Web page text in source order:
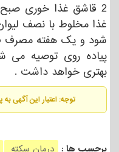
2 قاشق غذا خوری
شود و یک هفته مصرف
پیاده روی توصیه می
بهتری خواهد داشت .
توجه: اعتبار این آگهی
برچسب ها : درمان سکته